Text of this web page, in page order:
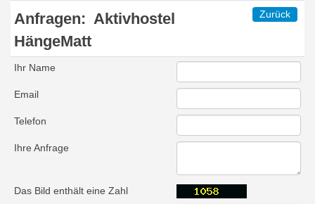
Zurück
Anfragen: Aktivhostel
HängeMatt
Ihr Name
Email
Telefon
Ihre Anfrage
Das Bild enthält eine Zahl